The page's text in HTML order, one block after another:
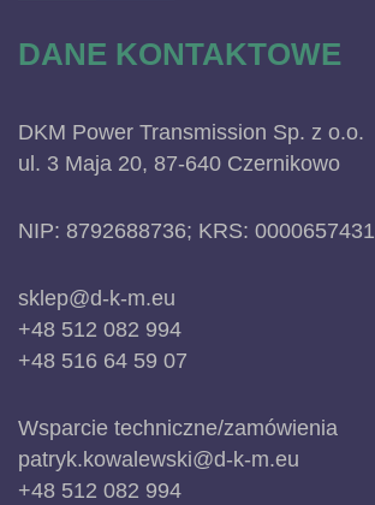
DANE KONTAKTOWE
DKM Power Transmission Sp. z o.o.
ul. 3 Maja 20, 87-640 Czernikowo
NIP: 8792688736; KRS: 0000657431
sklep@d-k-m.eu
+48 512 082 994
+48 516 64 59 07
Wsparcie techniczne/zamówienia
patryk.kowalewski@d-k-m.eu
+48 512 082 994